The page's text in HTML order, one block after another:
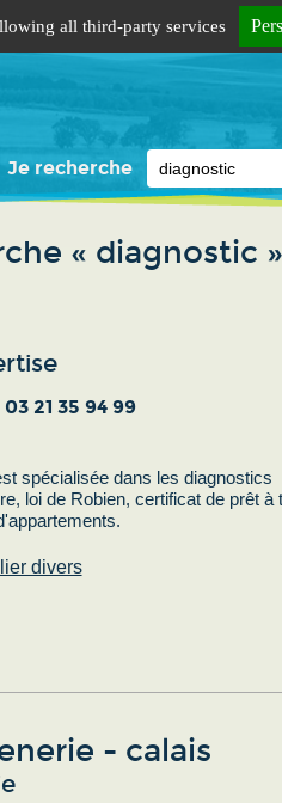
Je recherche
« diagnostic »
03 21 35 94 99
spécialisée dans les diagnostics
loi de Robien, certificat de prêt à
divers
- calais
all third-party services